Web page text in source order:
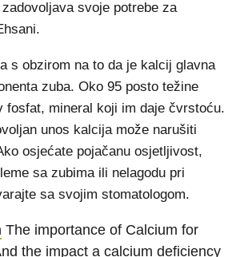
svoje potrebe za
s obzirom na to da je kalcij glavna
zuba. Oko 95 posto težine
fosfat, mineral koji im daje čvrstoću.
unos kalcija može narušiti
osjećate pojačanu osjetljivost,
sa zubima ili nelagodu pri
sa svojim stomatologom.
The importance of Calcium for
the impact a calcium deficiency